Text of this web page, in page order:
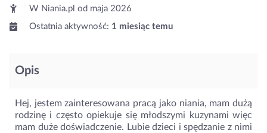
W Niania.pl od maja 2026
Ostatnia aktywność: 1 miesiąc temu
Opis
Hej, jestem zainteresowana pracą jako niania, mam dużą
rodzinę i często opiekuje się młodszymi kuzynami więc
mam duże doświadczenie. Lubie dzieci i spędzanie z nimi